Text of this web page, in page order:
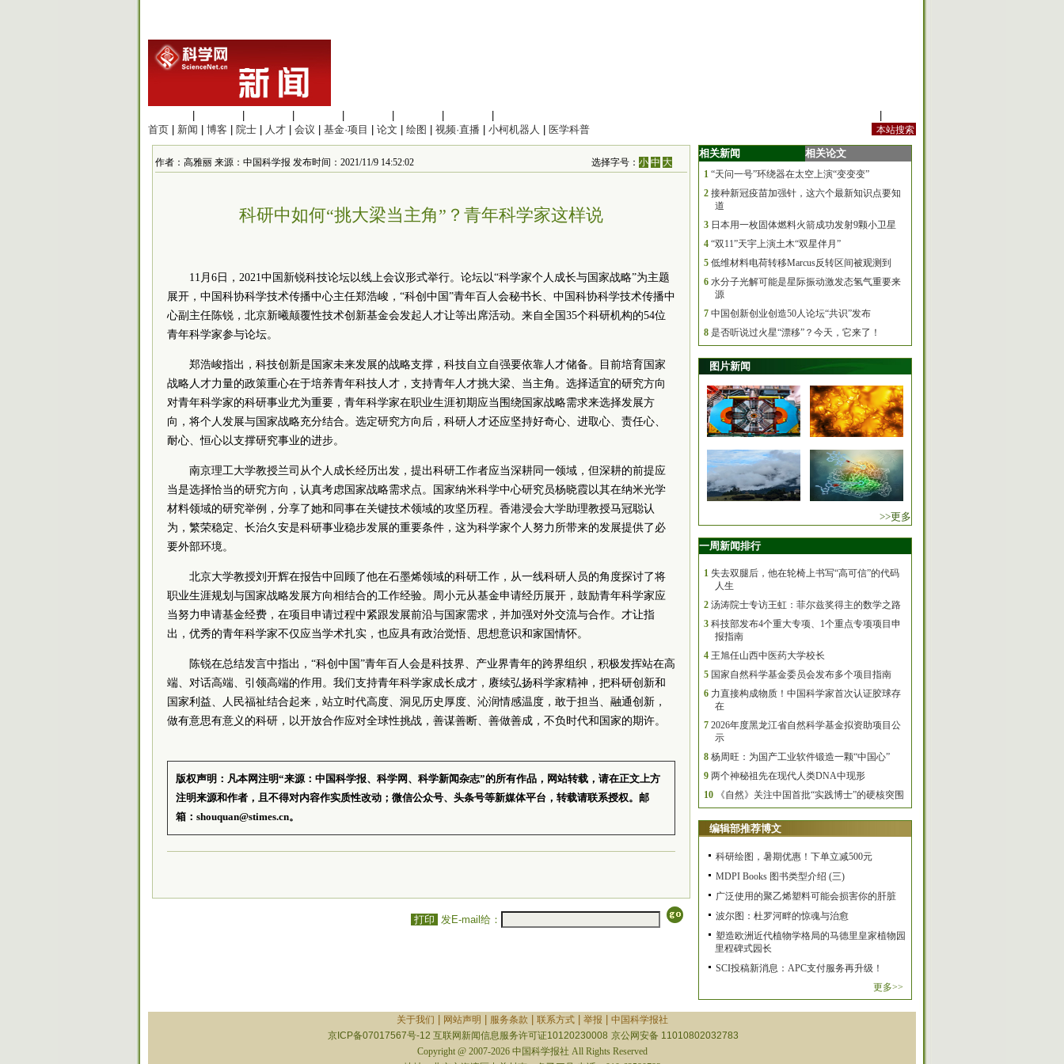
首页
新闻 博客 院士 人才 会议 基金·项目 论文 绘图 视频·直播 小柯机器人 医学科普
作者：高雅丽 来源：中国科学报 发布时间：2021/11/9 14:52:02 选择字号：小 中 大
科研中如何“挑大梁当主角”？青年科学家这样说
11月6日，2021中国新锐科技论坛以线上会议形式举行。论坛以“科学家个人成长与国家战略”为主题
展开，中国科协科学技术传播中心主任郑浩峻，“科创中国”青年百人会秘书长、中国科协科学技术传播中
心副主任陈锐，北京新曦颠覆性技术创新基金会发起人才让等出席活动。来自全国35个科研机构的54位
青年科学家参与论坛。
郑浩峻指出，科技创新是国家未来发展的战略支撑，科技自立自强要依靠人才储备。目前培育国家
战略人才力量的政策重心在于培养青年科技人才，支持青年人才挑大梁、当主角。选择适宜的研究方向
对青年科学家的科研事业尤为重要，青年科学家在职业生涯初期应当围绕国家战略需求来选择发展方
向，将个人发展与国家战略充分结合。选定研究方向后，科研人才还应坚持好奇心、进取心、责任心、
耐心、恒心以支撑研究事业的进步。
南京理工大学教授兰司从个人成长经历出发，提出科研工作者应当深耕同一领域，但深耕的前提应
当是选择恰当的研究方向，认真考虑国家战略需求点。国家纳米科学中心研究员杨晓霞以其在纳米光学
材料领域的研究举例，分享了她和同事在关键技术领域的攻坚历程。香港浸会大学助理教授马冠聪认
为，繁荣稳定、长治久安是科研事业稳步发展的重要条件，这为科学家个人努力所带来的发展提供了必
要外部环境。
北京大学教授刘开辉在报告中回顾了他在石墨烯领域的科研工作，从一线科研人员的角度探讨了将
职业生涯规划与国家战略发展方向相结合的工作经验。周小元从基金申请经历展开，鼓励青年科学家应
当努力申请基金经费，在项目申请过程中紧跟发展前沿与国家需求，并加强对外交流与合作。才让指
出，优秀的青年科学家不仅应当学术扎实，也应具有政治觉悟、思想意识和家国情怀。
陈锐在总结发言中指出，“科创中国”青年百人会是科技界、产业界青年的跨界组织，积极发挥站在高
端、对话高端、引领高端的作用。我们支持青年科学家成长成才，赓续弘扬科学家精神，把科研创新和
国家利益、人民福祉结合起来，站立时代高度、洞见历史厚度、沁润情感温度，敢于担当、融通创新，
做有意思有意义的科研，以开放合作应对全球性挑战，善谋善断、善做善成，不负时代和国家的期许。
版权声明：凡本网注明“来源：中国科学报、科学网、科学新闻杂志”的所有作品，网站转载，请在正文上方
注明来源和作者，且不得对内容作实质性改动；微信公众号、头条号等新媒体平台，转载请联系授权。邮
箱：shouquan@stimes.cn。
打印 发E-mail给：
相关新闻 相关论文
1 “天问一号”环绕器在太空上演“变变变”
2 接种新冠疫苗加强针，这六个最新知识点要知
道
3 日本用一枚固体燃料火箭成功发射9颗小卫星
4 “双11”天宇上演土木“双星伴月”
5 低维材料电荷转移Marcus反转区间被观测到
6 水分子光解可能是星际振动激发态氢气重要来
源
7 中国创新创业创造50人论坛“共识”发布
8 是否听说过火星“漂移”？今天，它来了！
图片新闻
>>更多
一周新闻排行
1 失去双腿后，他在轮椅上书写“高可信”的代码
人生
2 汤涛院士专访王虹：菲尔兹奖得主的数学之路
3 科技部发布4个重大专项、1个重点专项项目申
报指南
4 王旭任山西中医药大学校长
5 国家自然科学基金委员会发布多个项目指南
6 力直接构成物质！中国科学家首次认证胶球存
在
7 2026年度黑龙江省自然科学基金拟资助项目公
示
8 杨周旺：为国产工业软件锻造一颗“中国心”
9 两个神秘祖先在现代人类DNA中现形
10
《自然》关注中国首批“实践博士”的硬核突围
编辑部推荐博文
科研绘图，暑期优惠！下单立减500元
MDPI Books 图书类型介绍 (三)
广泛使用的聚乙烯塑料可能会损害你的肝脏
波尔图：杜罗河畔的惊魂与治愈
塑造欧洲近代植物学格局的马德里皇家植物园
里程碑式园长
SCI投稿新消息：APC支付服务再升级！
更多>>
关于我们 网站声明 服务条款 联系方式| 举报
中国科学报社
京ICP备07017567号-12 互联网新闻信息服务许可证10120230008 京公网安备 11010802032783
Copyright @ 2007-2026 中国科学报社 All Rights Reserved